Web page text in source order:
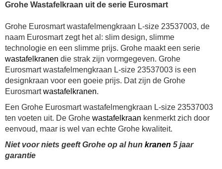
Grohe Wastafelkraan uit de serie Eurosmart
Grohe Eurosmart wastafelmengkraan L-size 23537003, de
naam Eurosmart zegt het al: slim design, slimme
technologie en een slimme prijs. Grohe maakt een serie
wastafelkranen die strak zijn vormgegeven. Grohe
Eurosmart wastafelmengkraan L-size 23537003 is een
designkraan voor een goeie prijs. Dat zijn de Grohe
Eurosmartwastafelkranen.
Een Grohe Eurosmart wastafelmengkraan L-size 23537003
ten voeten uit. De Grohe wastafelkraan kenmerkt zich door
eenvoud, maar is wel van echte Grohe kwaliteit.
Niet voor niets geeft Grohe op al hun kranen 5 jaar
garantie